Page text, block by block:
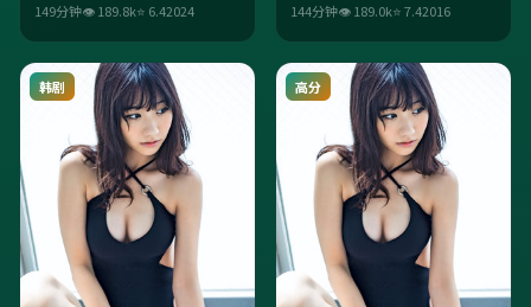
国大陆背景让语境更落地。
149分钟👁189.8k⭐ 6.42024
区；李安的调度让每场戏都“有
目的”。
144分钟👁189.0k⭐7.42016
韩剧 高分